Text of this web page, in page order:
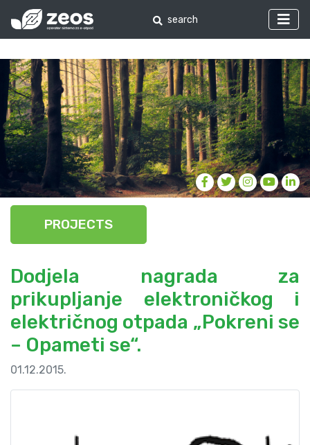
PROJECTS
Dodjela nagrada za
prikupljanje elektroničkog i
električnog otpada „Pokreni se
– Opameti se“.
01.12.2015.